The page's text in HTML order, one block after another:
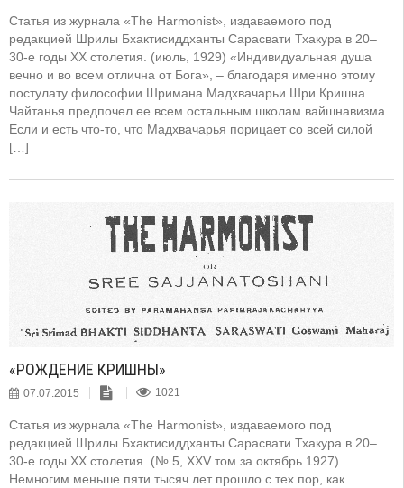
Статья из журнала «The Harmonist», издаваемого под
редакцией Шрилы Бхактисиддханты Сарасвати Тхакура в 20–
30-е годы XX столетия. (июль, 1929) «Индивидуальная душа
вечно и во всем отлична от Бога», – благодаря именно этому
постулату философии Шримана Мадхвачарьи Шри Кришна
Чайтанья предпочел ее всем остальным школам вайшнавизма.
Если и есть что-то, что Мадхвачарья порицает со всей силой
[…]
«РОЖДЕНИЕ КРИШНЫ»
07.07.2015 1021
Статья из журнала «The Harmonist», издаваемого под
редакцией Шрилы Бхактисиддханты Сарасвати Тхакура в 20–
30-е годы XX столетия. (№ 5, XXV том за октябрь 1927)
Немногим меньше пяти тысяч лет прошло с тех пор, как